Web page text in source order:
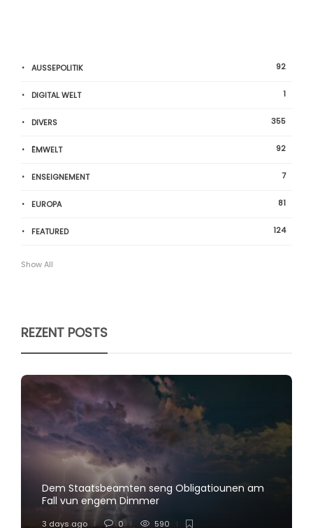
AUSSEPOLITIK 92
DIGITAL WELT 1
DIVERS 355
ËMWELT 92
ENSEIGNEMENT 7
EUROPA 81
FEATURED 124
Show All
REZENT POSTS
Dem Staatsbeamten seng Obligatiounen am
Fall vun engem Dimmer
3 days ago 0 590